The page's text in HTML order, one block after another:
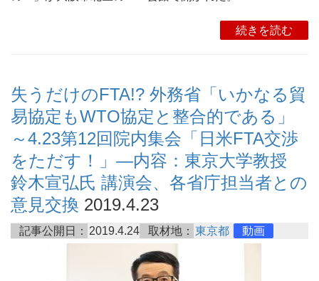
続きを読む
失うだけのFTA!? 外務省「いかなる貿
易協定もWTO協定と整合的である」
～4.23第12回院内集会「日米FTA交渉
をただす！」―内容：東京大学教授
鈴木宣弘氏 講演会、各省庁担当者との
意見交換 2019.4.23
記事公開日： 2019.4.24 取材地： 東京都 動画